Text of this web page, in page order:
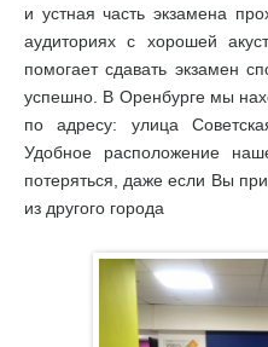
и устная часть экзамена
аудиториях с хорошей
помогает сдавать экзамен
успешно. В Оренбурге мы
по адресу: улица
Удобное расположение
потеряться, даже если Вы
из другого города